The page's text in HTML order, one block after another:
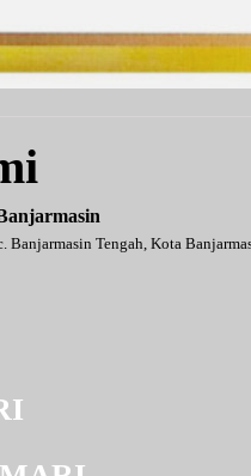
Banjarmasin Tengah, Kota